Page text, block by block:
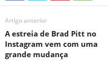
Artigo anterior
A estreia de Brad Pitt no
Instagram vem com uma
grande mudança